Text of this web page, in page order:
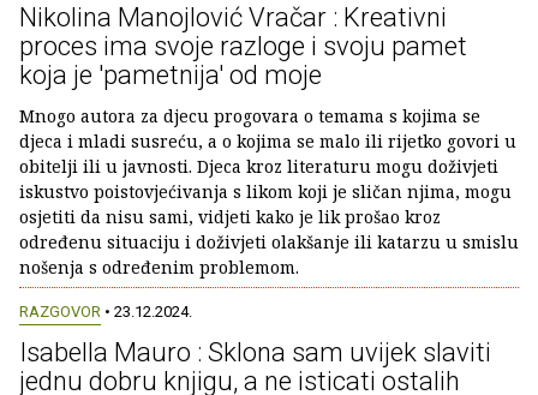
Nikolina Manojlović Vračar : Kreativni
proces ima svoje razloge i svoju pamet
koja je 'pametnija' od moje
Mnogo autora za djecu progovara o temama s kojima se
djeca i mladi susreću, a o kojima se malo ili rijetko govori u
obitelji ili u javnosti. Djeca kroz literaturu mogu doživjeti
iskustvo poistovjećivanja s likom koji je sličan njima, mogu
osjetiti da nisu sami, vidjeti kako je lik prošao kroz
određenu situaciju i doživjeti olakšanje ili katarzu u smislu
nošenja s određenim problemom.
RAZGOVOR • 23.12.2024.
Isabella Mauro : Sklona sam uvijek slaviti
jednu dobru knjigu, a ne isticati ostalih